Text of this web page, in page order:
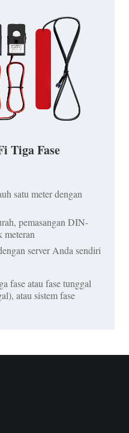
Tiga Fase
satu meter dengan
pemasangan DIN-
meteran
server Anda sendiri
fase atau fase tunggal
atau sistem fase